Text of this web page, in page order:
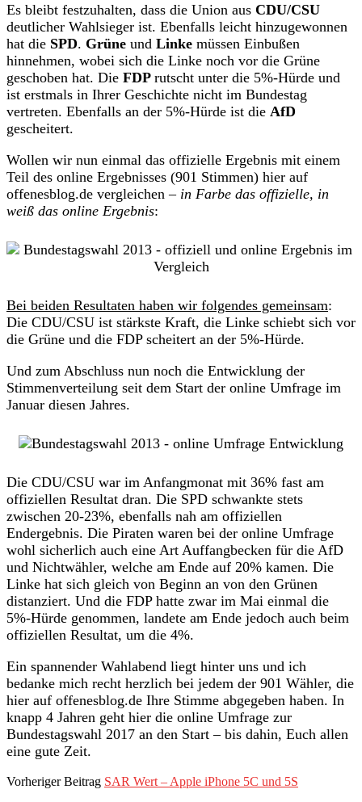
Es bleibt festzuhalten, dass die Union aus CDU/CSU
deutlicher Wahlsieger ist. Ebenfalls leicht hinzugewonnen
hat die SPD. Grüne und Linke müssen Einbußen
hinnehmen, wobei sich die Linke noch vor die Grüne
geschoben hat. Die FDP rutscht unter die 5%-Hürde und
ist erstmals in Ihrer Geschichte nicht im Bundestag
vertreten. Ebenfalls an der 5%-Hürde ist die AfD
gescheitert.
Wollen wir nun einmal das offizielle Ergebnis mit einem
Teil des online Ergebnisses (901 Stimmen) hier auf
offenesblog.de vergleichen – in Farbe das offizielle, in
weiß das online Ergebnis:
Bei beiden Resultaten haben wir folgendes gemeinsam:
Die CDU/CSU ist stärkste Kraft, die Linke schiebt sich vor
die Grüne und die FDP scheitert an der 5%-Hürde.
Und zum Abschluss nun noch die Entwicklung der
Stimmenverteilung seit dem Start der online Umfrage im
Januar diesen Jahres.
Die CDU/CSU war im Anfangmonat mit 36% fast am
offiziellen Resultat dran. Die SPD schwankte stets
zwischen 20-23%, ebenfalls nah am offiziellen
Endergebnis. Die Piraten waren bei der online Umfrage
wohl sicherlich auch eine Art Auffangbecken für die AfD
und Nichtwähler, welche am Ende auf 20% kamen. Die
Linke hat sich gleich von Beginn an von den Grünen
distanziert. Und die FDP hatte zwar im Mai einmal die
5%-Hürde genommen, landete am Ende jedoch auch beim
offiziellen Resultat, um die 4%.
Ein spannender Wahlabend liegt hinter uns und ich
bedanke mich recht herzlich bei jedem der 901 Wähler, die
hier auf offenesblog.de Ihre Stimme abgegeben haben. In
knapp 4 Jahren geht hier die online Umfrage zur
Bundestagswahl 2017 an den Start – bis dahin, Euch allen
eine gute Zeit.
Vorheriger Beitrag SAR Wert – Apple iPhone 5C und 5S